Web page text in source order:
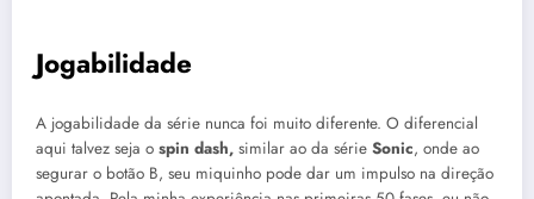
Jogabilidade
A jogabilidade da série nunca foi muito diferente. O diferencial
aqui talvez seja o spin dash, similar ao da série Sonic, onde ao
segurar o botão B, seu miquinho pode dar um impulso na direção